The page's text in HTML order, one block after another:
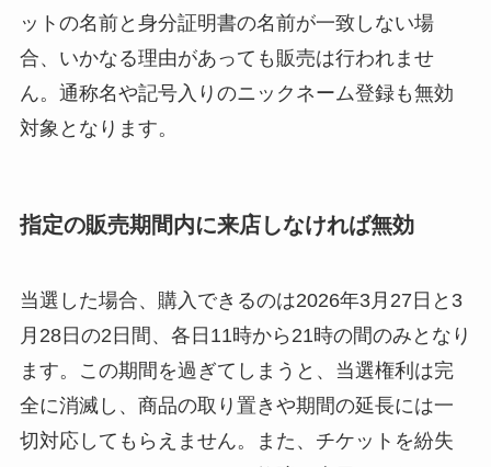
ットの名前と身分証明書の名前が一致しない場
合、いかなる理由があっても販売は行われませ
ん。通称名や記号入りのニックネーム登録も無効
対象となります。
指定の販売期間内に来店しなければ無効
当選した場合、購入できるのは2026年3月27日と3
月28日の2日間、各日11時から21時の間のみとなり
ます。この期間を過ぎてしまうと、当選権利は完
全に消滅し、商品の取り置きや期間の延長には一
切対応してもらえません。また、チケットを紛失